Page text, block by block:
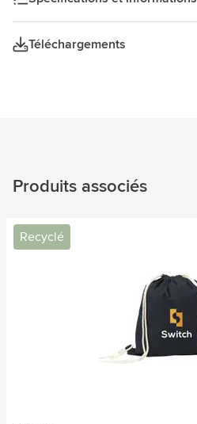
Téléchargements
Produits associés
Recyclé